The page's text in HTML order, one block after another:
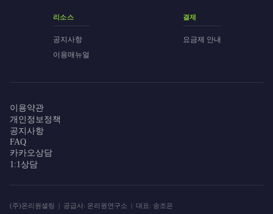
리소스
공지사항
이용매뉴얼
결제
요금제 안내
이용약관
개인정보정책
공지사항
FAQ
카카오상담
1:1상담
(주)온리원셀링 | 공급사: 온리원연구소 | 대표: 송조은